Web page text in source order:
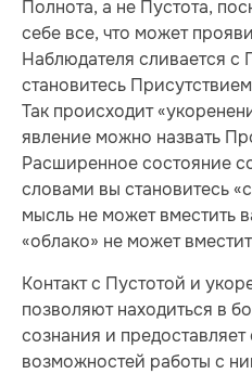
Полнота, а не Пустота,
себе все, что может
Наблюдателя сливается с
становитесь
Так происходит
явление можно назвать
Расширенное состояние
словами вы становитесь
мысль не может вместить
«облако» не может
Контакт с Пустотой и
позволяют находиться в
сознания и
возможностей работы с